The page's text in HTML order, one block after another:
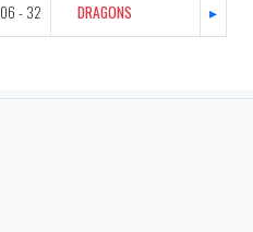
06 - 32 DRAGONS ▸